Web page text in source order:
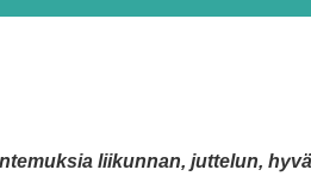
liikunnan, juttelun,